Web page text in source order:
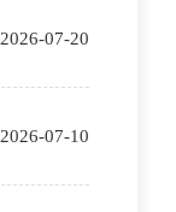
2026-07-20
2026-07-10